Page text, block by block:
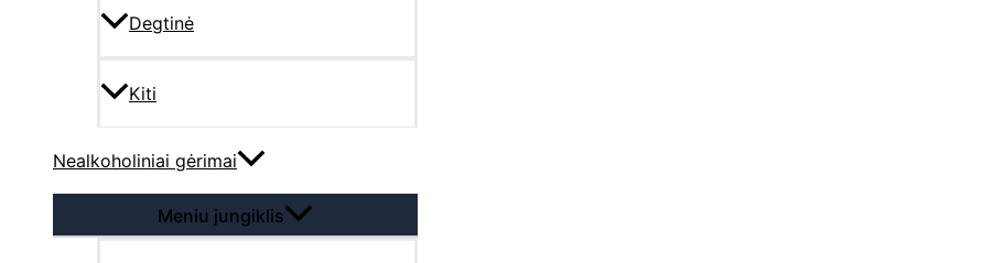
Degtinė
Kiti
Nealkoholiniai gėrimai
Meniu jungiklis